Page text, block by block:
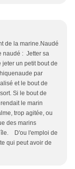
de la marine.Naudé
naudé : Jetter sa
un petit bout de
par
et le bout de
Si le bout de
le marin
trop agitée, ou
des marins
île. D'ou l'emploi de
qui peut avoir de